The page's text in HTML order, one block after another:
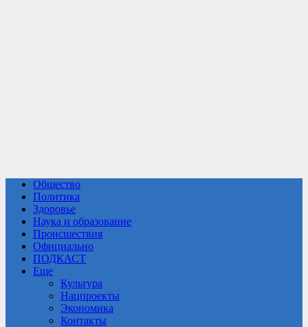
Общество
Политика
Здоровье
Наука и образование
Происшествия
Официально
ПОДКАСТ
Еще
Культура
Нацпроекты
Экономика
Контакты